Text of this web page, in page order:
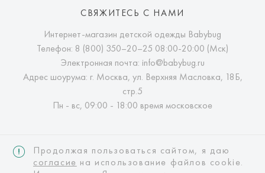
СВЯЖИТЕСЬ С НАМИ
Интернет-магазин детской одежды Babybug
Телефон: 8 (800) 350–20–25 08:00-20:00 (Мск)
Электронная почта: info@babybug.ru
Адрес шоурума: г. Москва, ул. Верхняя Масловка, 18Б,
стр.5
Пн - вс, 09:00 - 18:00 время московское
Продолжая пользоваться сайтом, я даю
согласие на использование файлов cookie.